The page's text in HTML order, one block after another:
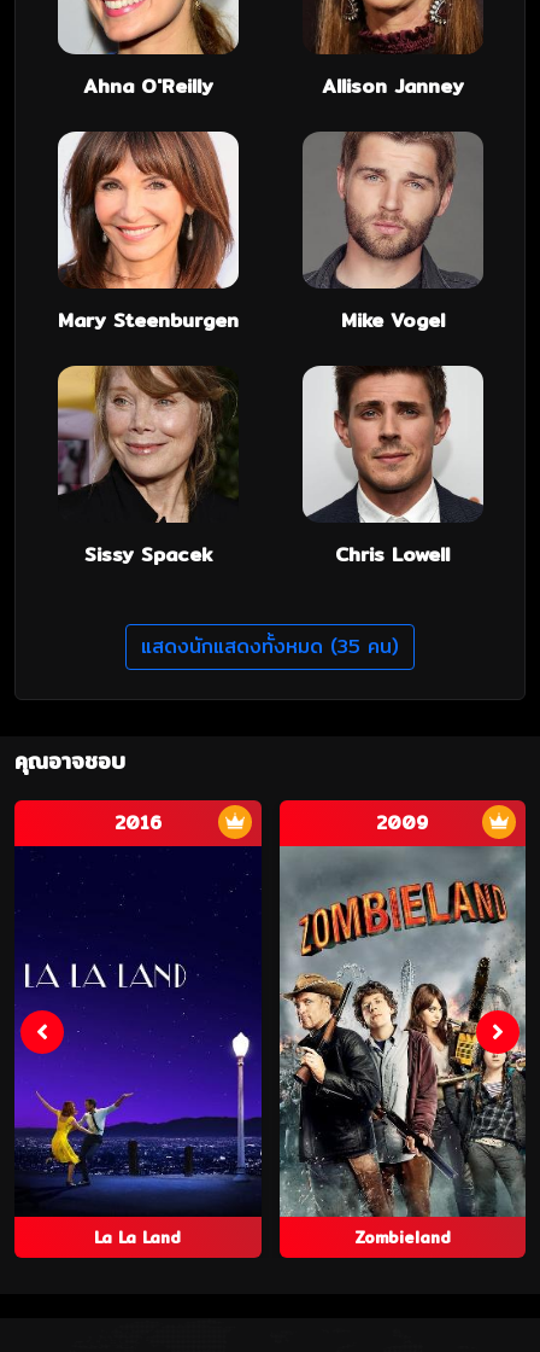
Ahna O'Reilly Allison Janney
Mary Steenburgen Mike Vogel
Sissy Spacek Chris Lowell
แสดงนักแสดงทั้งหมด (35 คน)
คุณอาจชอบ
2016
La La Land
2009
Zombieland